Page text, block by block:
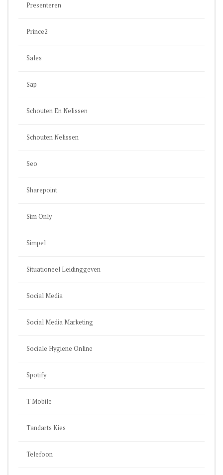
Presenteren
Prince2
Sales
Sap
Schouten En Nelissen
Schouten Nelissen
Seo
Sharepoint
Sim Only
Simpel
Situationeel Leidinggeven
Social Media
Social Media Marketing
Sociale Hygiene Online
Spotify
T Mobile
Tandarts Kies
Telefoon